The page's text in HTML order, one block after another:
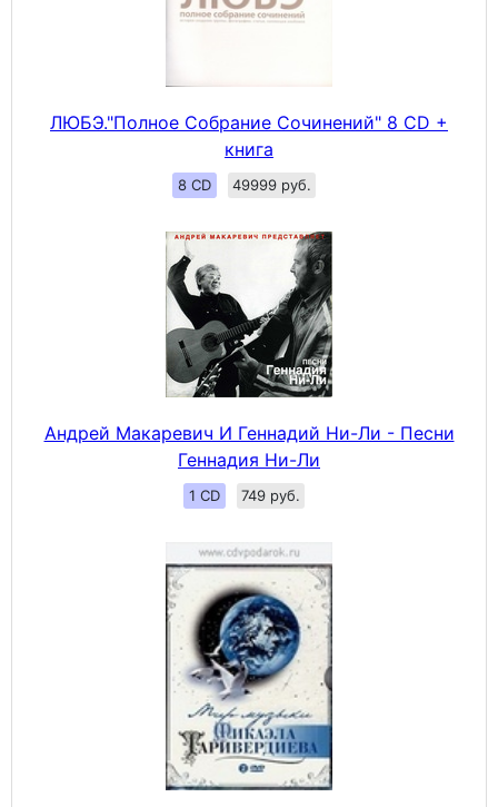
ЛЮБЭ."Полное Собрание Сочинений" 8 CD +
книга
8 CD 49999 руб.
Андрей Макаревич И Геннадий Ни-Ли - Песни
Геннадия Ни-Ли
1 CD 749 руб.